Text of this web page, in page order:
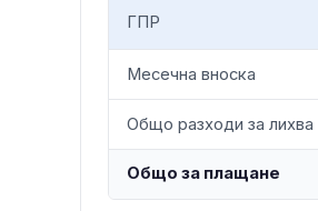
ГПР
Месечна вноска
Общо разходи за лихва
Общо за плащане